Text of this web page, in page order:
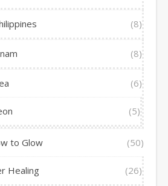
(8)
(8)
(6)
(5)
to Glow (50)
Healing (26)